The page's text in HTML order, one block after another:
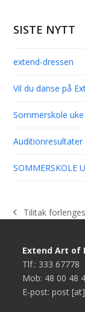
SISTE NYTT
extend-dressen
Vil du danse på
Sommerskole
Auditionresultater
SOMMERSKOLE
previous
Tilitak
Extend Art of
Tlf.: 333 67778
Mob: 48 00 48
E-post: post